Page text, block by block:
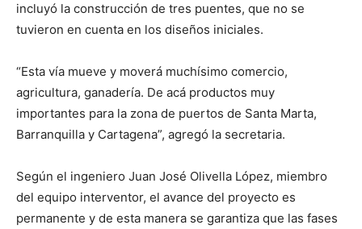
incluyó la construcción de tres puentes, que no se
tuvieron en cuenta en los diseños iniciales.
“Esta vía mueve y moverá muchísimo comercio,
agricultura, ganadería. De acá productos muy
importantes para la zona de puertos de Santa Marta,
Barranquilla y Cartagena”, agregó la secretaria.
Según el ingeniero Juan José Olivella López, miembro
del equipo interventor, el avance del proyecto es
permanente y de esta manera se garantiza que las fases